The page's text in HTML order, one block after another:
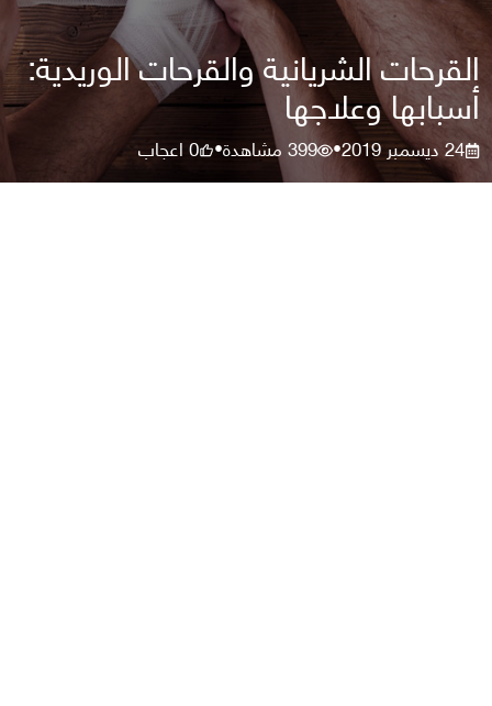
القرحات الشريانية والقرحات الوريدية:
أسبابها وعلاجها
24 ديسمبر 2019 •
399مشاهدة•
0اعجاب